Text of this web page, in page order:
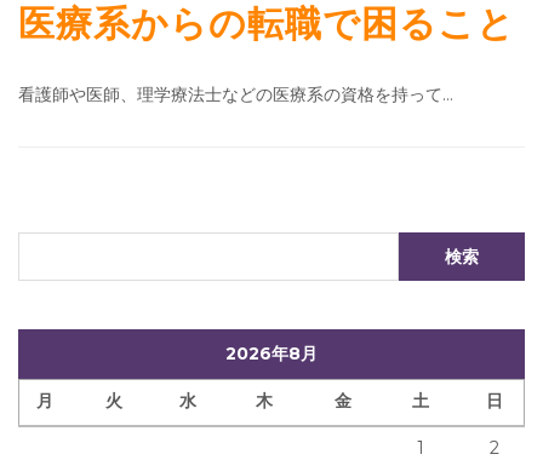
医療系からの転職で困ること
看護師や医師、理学療法士などの医療系の資格を持って…
2026年8月
月 火 水 木 金 土 日
1
2